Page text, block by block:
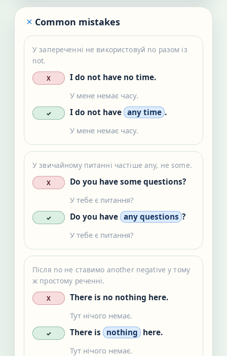
Common mistakes
У запереченні не використовуй no разом із
not.
X I do not have no time.
У мене немає часу.
✓ I do not have any time .
У мене немає часу.
У звичайному питанні частіше any, не some.
X Do you have some questions?
У тебе є питання?
✓ Do you have any questions ?
У тебе є питання?
Після no не ставимо another negative у тому
ж простому реченні.
X There is no nothing here.
Тут нічого немає.
✓ There is nothing here.
Тут нічого немає.